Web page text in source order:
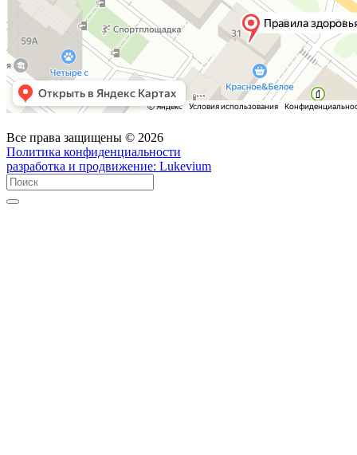
Все права защищены © 2026
Политика конфиденциальности
разработка и продвижение: Lukevium